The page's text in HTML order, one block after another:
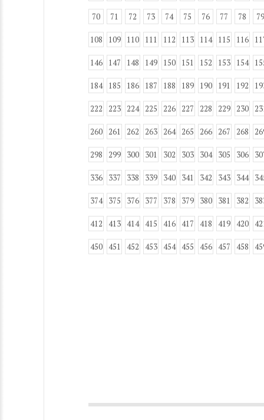
70 71 72 73 74 75 76 77 78 79
108 109 110 111 112 113 114 115 116
146 147 148 149 150 151 152 153 154
184 185 186 187 188 189 190 191 192
222 223 224 225 226 227 228 229 230
260 261 262 263 264 265 266 267 268
298 299 300 301 302 303 304 305 306
336 337 338 339 340 341 342 343 344
374 375 376 377 378 379 380 381 382
412 413 414 415 416 417 418 419 420
450 451 452 453 454 455 456 457 458